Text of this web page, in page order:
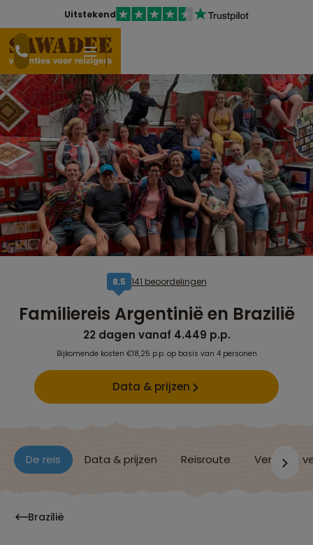
Uitstekend
8,5 141 beoordelingen
Familiereis Argentinië en Brazilië
22 dagen vanaf 4.449 p.p.
Bijkomende kosten €18,25 p.p. op basis van 4 personen
Data & prijzen
De reis Data & prijzen Reisroute Verblijf &
Brazilië